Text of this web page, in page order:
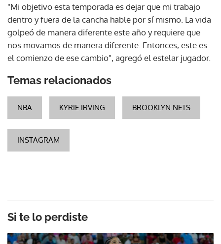
"Mi objetivo esta temporada es dejar que mi trabajo
dentro y fuera de la cancha hable por sí mismo. La vida
golpeó de manera diferente este año y requiere que
nos movamos de manera diferente. Entonces, este es
el comienzo de ese cambio", agregó el estelar jugador.
Temas relacionados
NBA KYRIE IRVING BROOKLYN NETS
INSTAGRAM
Si te lo perdiste